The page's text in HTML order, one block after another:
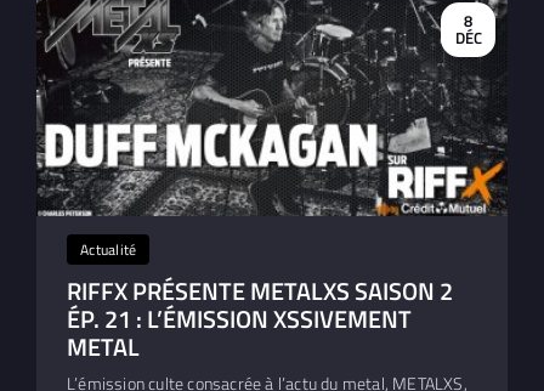
8
DÉC
Actualité
RIFFX PRÉSENTE METALXS SAISON 2
ÉP. 21 : L’ÉMISSION XSSIVEMENT
METAL
L’émission culte consacrée à l’actu du metal, METALXS,